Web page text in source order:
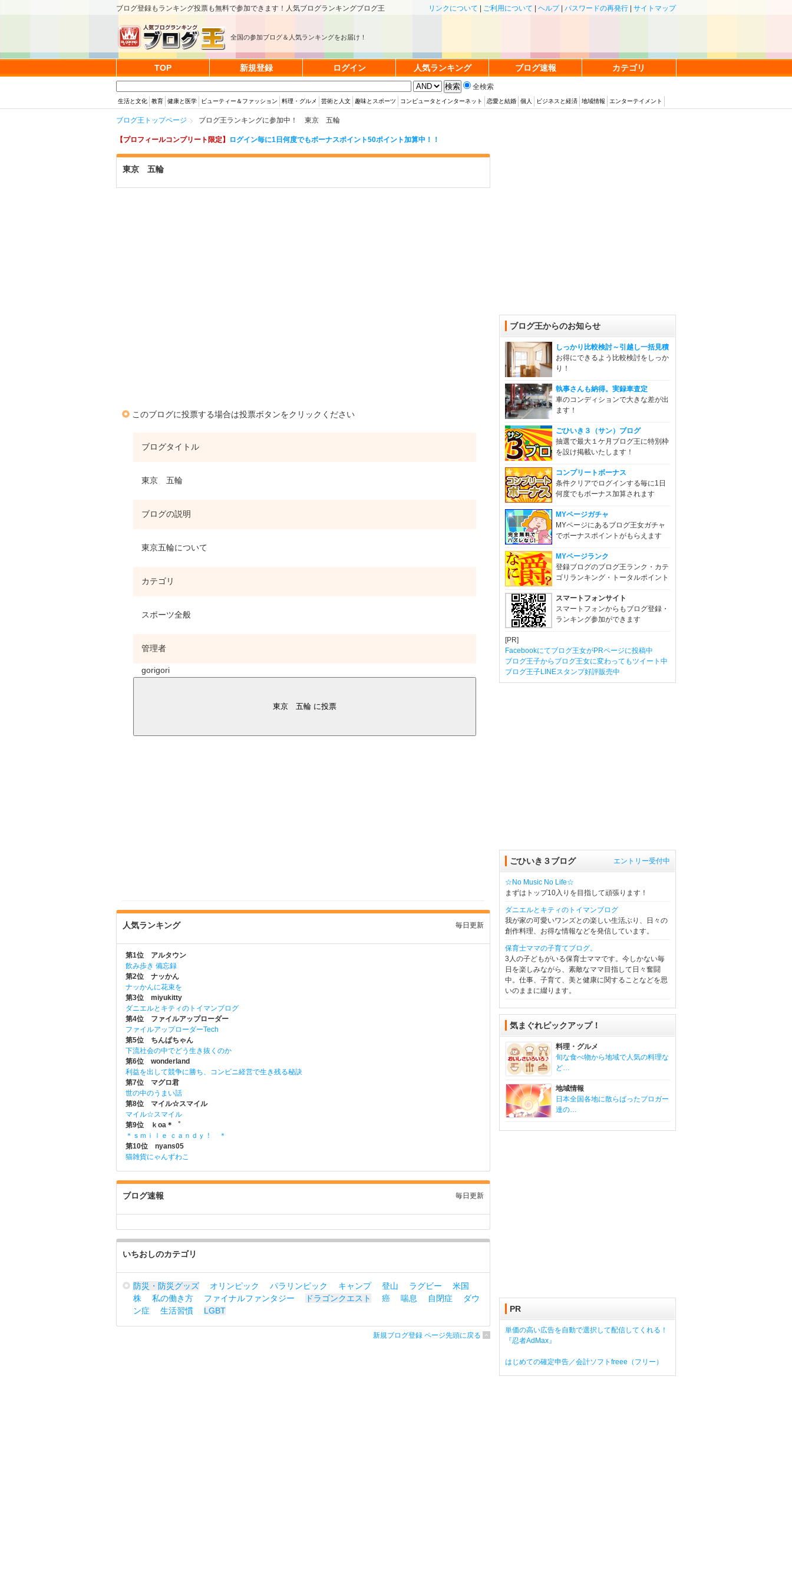
ブログ登録もランキング投票も無料で参加できます！人気ブログランキングブログ王 リンクについて ご利用について ヘルプ| パスワードの再発行 サイトマップ
全国の参加ブログ＆人気ランキングをお届け！
TOP 新規登録 ログイン 人気ランキング ブログ速報 カテゴリ
全検索
生活と文化 教育 健康と医学 ビューティー＆ファッション 料理・グルメ 芸術と人文 趣味とスポーツ コンピュータとインターネット 恋愛と結婚 個人 ビジネスと経済 地域情報 エンターテイメント
ブログ王トップページ ブログ王ランキングに参加中！ 東京 五輪
【プロフィールコンプリート限定】 ログイン毎に1日何度でもボーナスポイント50ポイント加算中！！
東京 五輪
このブログに投票する場合は投票ボタンをクリックください
ブログタイトル
東京 五輪
ブログの説明
東京五輪について
カテゴリ
スポーツ全般
管理者
gorigori
人気ランキング 毎日更新
第1位 アルタウン
飲み歩き 備忘録
第2位 ナッかん
ナッかんに花束を
第3位 miyukitty
ダニエルとキティのトイマンブログ
第4位 ファイルアップローダー
ファイルアップローダーTech
第5位 ちんぱちゃん
下流社会の中でどう生き抜くのか
第6位 wonderland
利益を出して競争に勝ち、コンビニ経営で生き残る秘訣
第7位 マグロ君
世の中のうまい話
第8位 マイル☆スマイル
マイル☆スマイル
第9位 ｋoa＊゜
＊ｓｍｉｌｅ ｃａｎｄｙ！ ＊
第10位 nyans05
猫雑貨にゃんずわこ
ブログ速報 毎日更新
いちおしのカテゴリ
防災・防災グッズ オリンピック パラリンピック キャンプ 登山 ラグビー
米国
株
私の働き方 ファイナルファンタジー ドラゴンクエスト 癌 喘息 自閉症
ダウ
ン症
生活習慣 LGBT
新規ブログ登録 ページ先頭に戻る
ブログ王からのお知らせ
しっかり比較検討～引越し一括見積
お得にできるよう比較検討をしっか
り！
執事さんも納得。実録車査定
車のコンディションで大きな差が出
ます！
ごひいき３（サン）ブログ
抽選で最大１ケ月ブログ王に特別枠
を設け掲載いたします！
コンプリートボーナス
条件クリアでログインする毎に1日
何度でもボーナス加算されます
MYページガチャ
MYページにあるブログ王女ガチャ
でボーナスポイントがもらえます
MYページランク
登録ブログのブログ王ランク・カテ
ゴリランキング・トータルポイント
スマートフォンサイト
スマートフォンからもブログ登録・
ランキング参加ができます
[PR]
Facebookにてブログ王女がPRページに投稿中
ブログ王子からブログ王女に変わってもツイート中
ブログ王子LINEスタンプ好評販売中
エントリー受付中
ごひいき３ブログ
☆No Music No Life☆
まずはトップ10入りを目指して頑張ります！
ダニエルとキティのトイマンブログ
我が家の可愛いワンズとの楽しい生活ぶり、日々の
創作料理、お得な情報などを発信しています。
保育士ママの子育てブログ。
3人の子どもがいる保育士ママです。今しかない毎
日を楽しみながら、素敵なママ目指して日々奮闘
中。仕事、子育て、美と健康に関することなどを思
いのままに綴ります。
気まぐれピックアップ！
料理・グルメ
旬な食べ物から地域で人気の料理な
ど…
地域情報
日本全国各地に散らばったブロガー
達の…
PR
単価の高い広告を自動で選択して配信してくれる！
『忍者AdMax』
はじめての確定申告／会計ソフトfreee（フリー）